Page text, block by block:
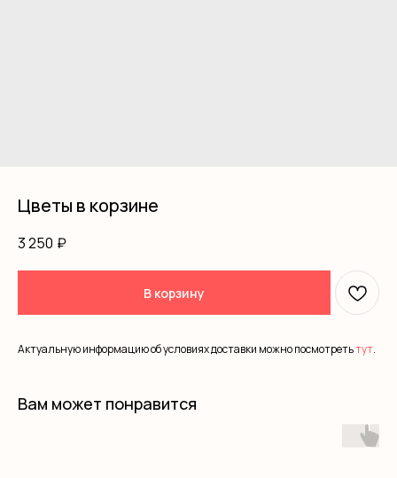
Цветы в корзине
3 250 ₽
В корзину
Актуальную информацию об условиях доставки можно посмотретьтут.
Вам может понравится